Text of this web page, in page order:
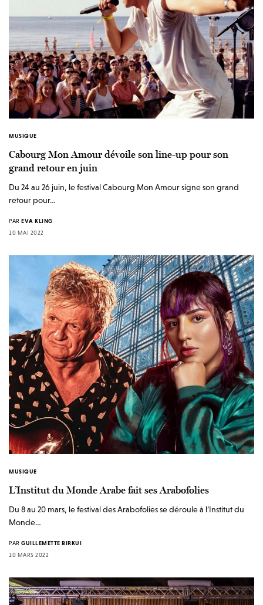
MUSIQUE
Cabourg Mon Amour dévoile son line-up pour son
grand retour en juin
Du 24 au 26 juin, le festival Cabourg Mon Amour signe son grand
retour pour…
PAR EVA KLING
10 MAI 2022
MUSIQUE
L’Institut du Monde Arabe fait ses Arabofolies
Du 8 au 20 mars, le festival des Arabofolies se déroule à l’Institut du
Monde…
PAR GUILLEMETTE BIRKUI
10 MARS 2022